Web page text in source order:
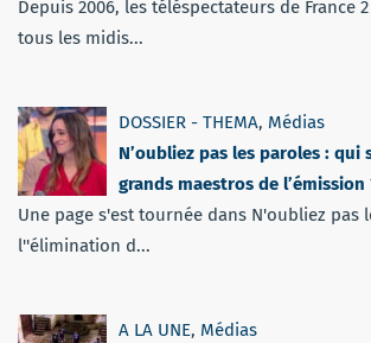
Depuis 2006, les téléspectateurs de France
tous les midis...
DOSSIER - THEMA, Médias
N’oubliez pas les paroles : qui
grands maestros de l’émission
Une page s'est tournée dans N'oubliez pas
l''élimination d...
A LA UNE, Médias